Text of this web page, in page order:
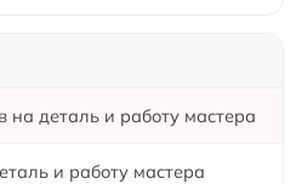
на деталь и работу мастера
и работу мастера